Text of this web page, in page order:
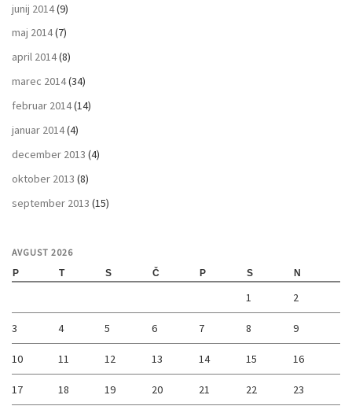
junij 2014(9)
maj 2014(7)
april 2014(8)
marec 2014(34)
februar 2014(14)
januar 2014(4)
december 2013 (4)
oktober 2013 (8)
september 2013 (15)
AVGUST 2026
P T S Č P S N
1 2
3 4 5 6 7 8 9
10 11 12 13 14 15 16
17 18 19 20 21 22 23